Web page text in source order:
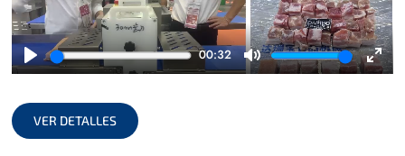
Play
00:32
Mute
VER DETALLES